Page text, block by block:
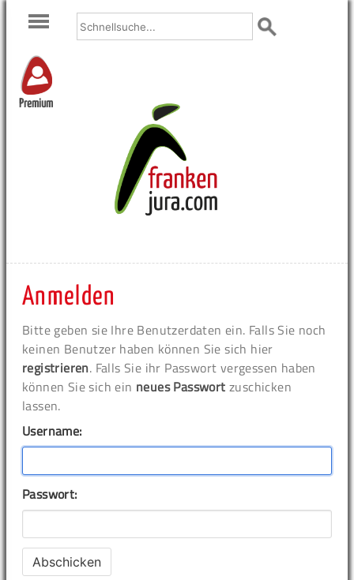
Premium
Anmelden
Bitte geben sie Ihre Benutzerdaten ein. Falls Sie noch
keinen Benutzer haben können Sie sich hier
registrieren. Falls Sie ihr Passwort vergessen haben
können Sie sich ein neues Passwort zuschicken
lassen.
Username:
Passwort: